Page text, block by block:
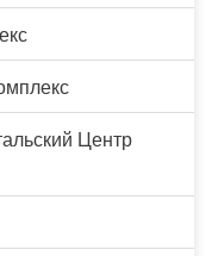
Центр